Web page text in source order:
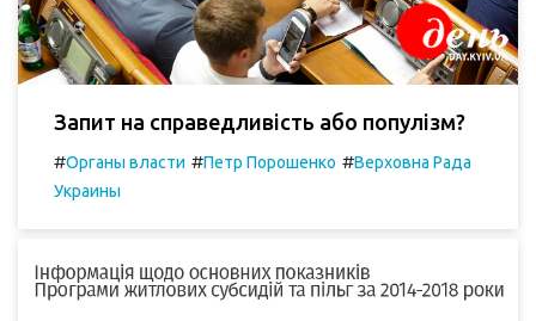
Запит на справедливість або популізм?
#Органы власти #Петр Порошенко #Верховна Рада
Украины